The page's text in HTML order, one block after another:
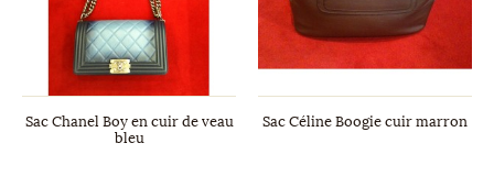
Sac Chanel Boy en cuir de veau
bleu
Sac Céline Boogie cuir marron